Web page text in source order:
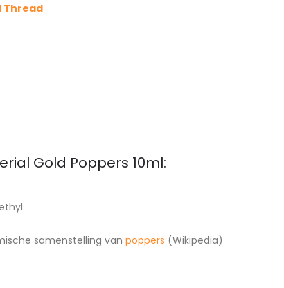
Thread
Gold Poppers 10ml:
samenstelling van poppers (Wikipedia)